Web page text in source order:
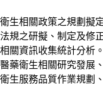
生相關政策之規劃擬
規之研擬、制定及修
關資訊收集統計分析。
藥衛生相關研究發展
生服務品質作業規劃